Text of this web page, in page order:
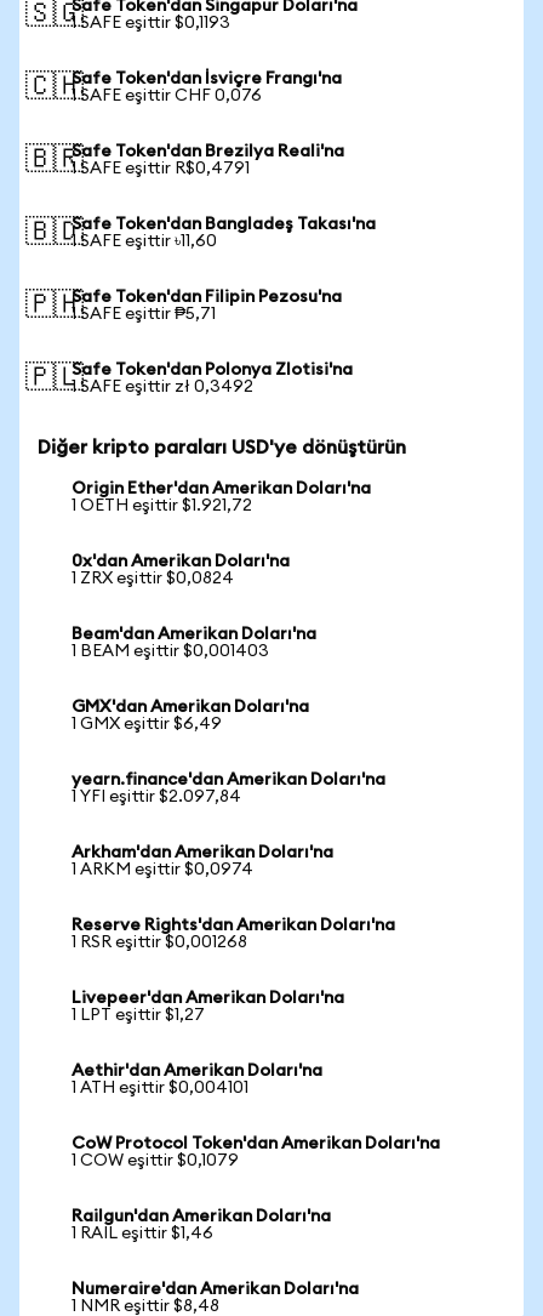
🇸🇬Safe Token'dan Singapur Doları'na
1 SAFE eşittir $0,1193
🇨🇭Safe Token'dan İsviçre Frangı'na
1 SAFE eşittir CHF 0,076
🇧🇷Safe Token'dan Brezilya Reali'na
1 SAFE eşittir R$0,4791
🇧🇩Safe Token'dan Bangladeş Takası'na
1 SAFE eşittir ৳11,60
🇵🇭Safe Token'dan Filipin Pezosu'na
1 SAFE eşittir ₱5,71
🇵🇱Safe Token'dan Polonya Zlotisi'na
1 SAFE eşittir zł 0,3492
Diğer kripto paraları USD'ye dönüştürün
Origin Ether'dan Amerikan Doları'na
1 OETH eşittir $1.921,72
0x'dan Amerikan Doları'na
1 ZRX eşittir $0,0824
Beam'dan Amerikan Doları'na
1 BEAM eşittir $0,001403
GMX'dan Amerikan Doları'na
1 GMX eşittir $6,49
yearn.finance'dan Amerikan Doları'na
1 YFI eşittir $2.097,84
Arkham'dan Amerikan Doları'na
1 ARKM eşittir $0,0974
Reserve Rights'dan Amerikan Doları'na
1 RSR eşittir $0,001268
Livepeer'dan Amerikan Doları'na
1 LPT eşittir $1,27
Aethir'dan Amerikan Doları'na
1 ATH eşittir $0,004101
CoW Protocol Token'dan Amerikan Doları'na
1 COW eşittir $0,1079
Railgun'dan Amerikan Doları'na
1 RAIL eşittir $1,46
Numeraire'dan Amerikan Doları'na
1 NMR eşittir $8,48